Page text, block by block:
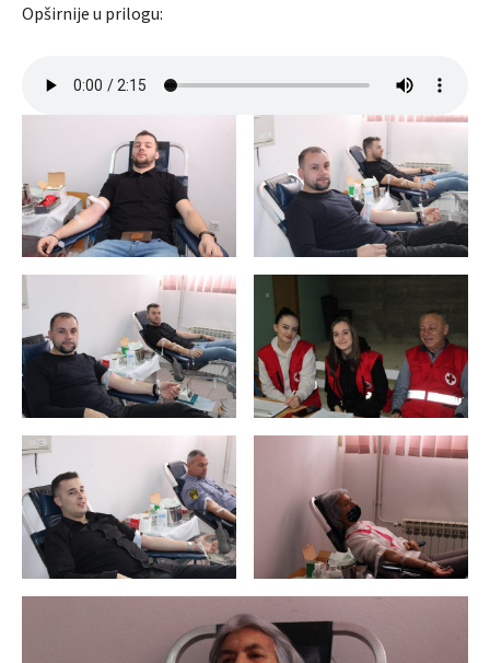
Opširnije u prilogu: